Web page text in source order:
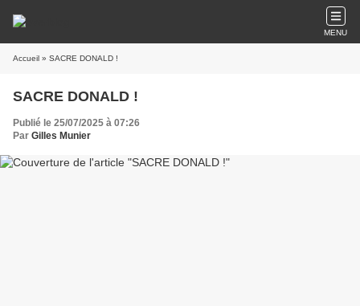
MENU
Accueil » SACRE DONALD !
SACRE DONALD !
Publié le 25/07/2025 à 07:26
Par Gilles Munier